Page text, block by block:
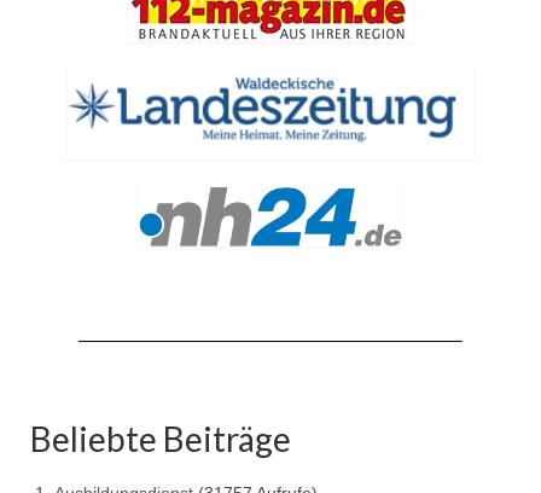
Beliebte Beiträge